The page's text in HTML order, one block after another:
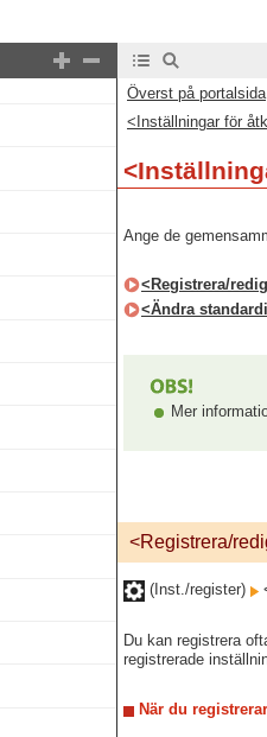
Överst på portalsida
<Inställningar för
Ange de
<Registrera/
<Ändra
Mer
<Registrera/
(Inst./register)
Du kan registrera
registrerade
När du